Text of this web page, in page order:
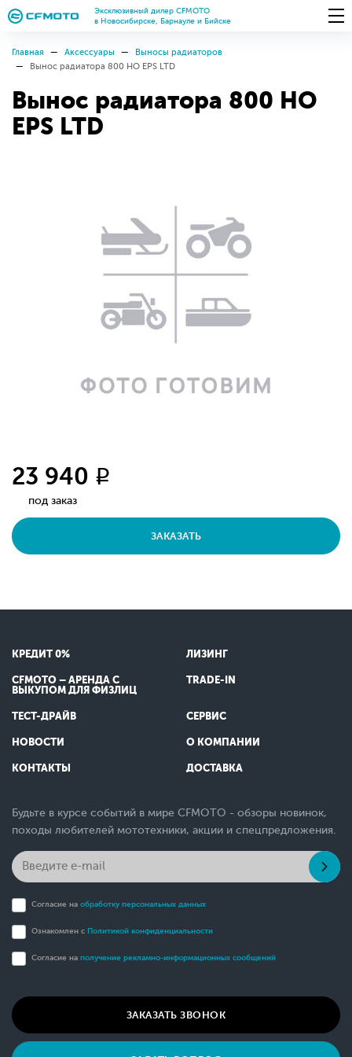
Эксклюзивный дилер CFMOTO
в Новосибирске, Барнауле и Бийске
Главная Аксессуары
Выносы радиаторов
Вынос радиатора 800 HO EPS LTD
Вынос радиатора 800 HO
EPS LTD
23 940 q
под заказ
ЗАКАЗАТЬ
КРЕДИТ 0% ЛИЗИНГ
CFMOTO – АРЕНДА С
ВЫКУПОМ ДЛЯ ФИЗЛИЦ
TRADE-IN
ТЕСТ-ДРАЙВ СЕРВИС
НОВОСТИ О КОМПАНИИ
КОНТАКТЫ ДОСТАВКА
Будьте в курсе событий в мире CFMOTO - обзоры новинок,
походы любителей мототехники, акции и спецпредложения.
Согласие на обработку персональных данных
Ознакомлен с Политикой конфиденциальности
Согласие на получение рекламно-информационных сообщений
ЗАКАЗАТЬ ЗВОНОК